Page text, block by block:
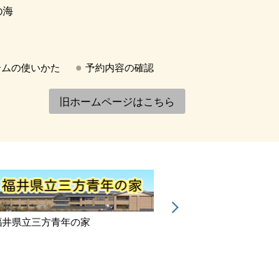
海
の使いかた 予約内容の確認
旧ホームページはこちら
井県立三方青年の家